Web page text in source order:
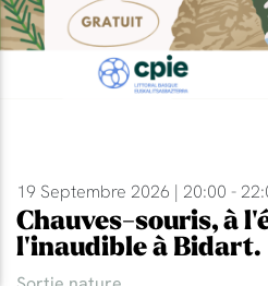
19 Septembre 2026 | 20:00 -
Chauves-souris, à
l'inaudible à Bidart.